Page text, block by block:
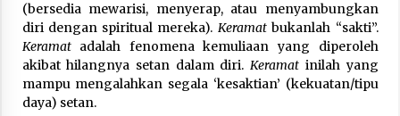
(bersedia mewarisi, menyerap, atau menyambungkan
diri dengan spiritual mereka). Keramatbukanlah “sakti”.
Keramatadalah fenomena kemuliaan yang diperoleh
akibat hilangnya setan dalam diri.Keramat inilah yang
mampu mengalahkan segala ‘kesaktian’ (kekuatan/tipu
daya) setan.